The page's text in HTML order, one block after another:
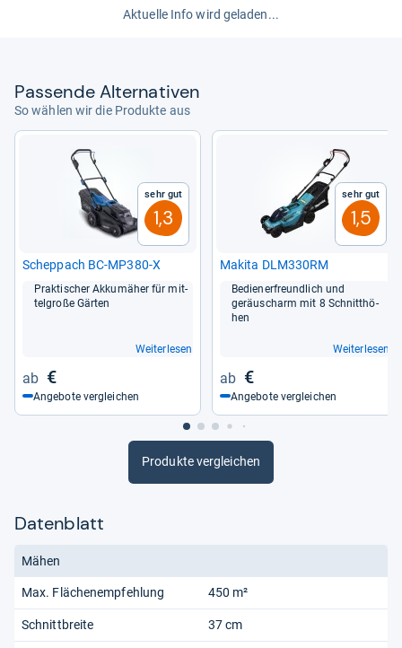
Aktuelle Info wird geladen...
Pas­sende Alter­na­ti­ven
So wählen wir die Produkte aus
Sehr gut
1,3
Schepp­ach BC-​MP380-​X
Prak­ti­scher Akkumä­her für mit­
tel­große Gär­ten
Weiterlesen
€
Angebote vergleichen
Sehr gut
1,5
Makita DLM330RM
Bediener­freund­lich und
geräuscharm mit 8 Schnitt­hö­
hen
Weiterlesen
€
Angebote vergleichen
Produkte vergleichen
Datenblatt
Mähen
Max. Flächenempfehlung 450 m²
Schnittbreite 37 cm